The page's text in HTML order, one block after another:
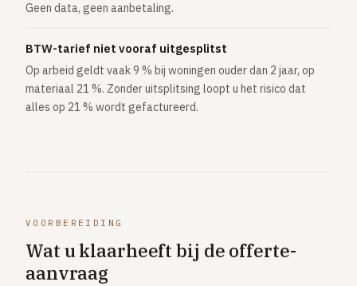
Geen data, geen aanbetaling.
BTW-tarief niet vooraf uitgesplitst
Op arbeid geldt vaak 9 % bij woningen ouder dan 2 jaar, op
materiaal 21 %. Zonder uitsplitsing loopt u het risico dat
alles op 21 % wordt gefactureerd.
VOORBEREIDING
Wat u klaarheeft bij de offerte-
aanvraag